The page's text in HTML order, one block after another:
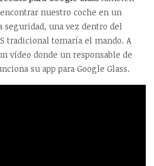
nuestro coche en un
seguridad, una vez dentro del
tradicional tomaría el mando. A
vídeo donde un responsable de
su app para Google Glass.